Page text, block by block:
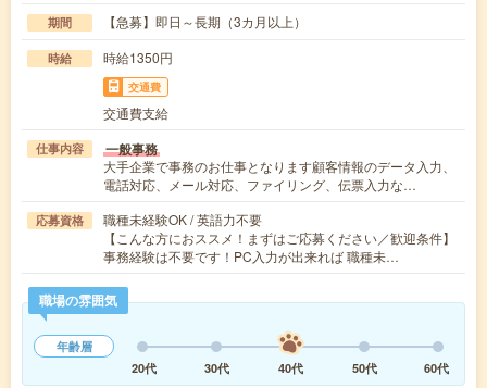
期間 【急募】即日～長期（3カ月以上）
時給 時給1350円
交通費
交通費支給
仕事内容 一般事務
大手企業で事務のお仕事となります顧客情報のデータ入力、
電話対応、メール対応、ファイリング、伝票入力な…
応募資格
職種未経験OK / 英語力不要
【こんな方におススメ！まずはご応募ください／歓迎条件】
事務経験は不要です！PC入力が出来れば 職種未…
職場の雰囲気
年齢層
20代
30代 40代 50代 60代